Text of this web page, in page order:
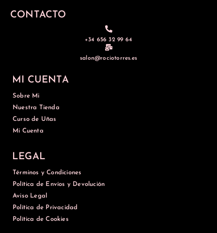
CONTACTO
+34 656 32 99 64
salon@rociotorres.es
MI CUENTA
Sobre Mi
Nuestra Tienda
Curso de Uñas
Mi Cuenta
LEGAL
Términos y Condiciones
Política de Envíos y Devolución
Aviso Legal
Política de Privacidad
Política de Cookies